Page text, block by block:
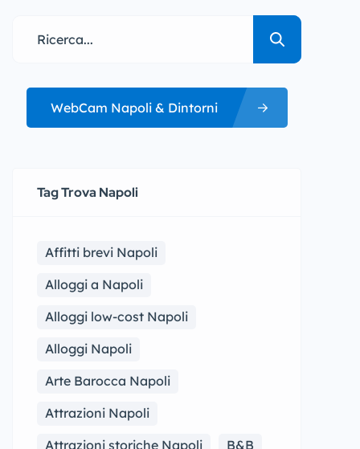
WebCam Napoli & Dintorni
Tag Trova Napoli
Affitti brevi Napoli
Alloggi a Napoli
Alloggi low-cost Napoli
Alloggi Napoli
Arte Barocca Napoli
Attrazioni Napoli
Attrazioni storiche Napoli
B&B